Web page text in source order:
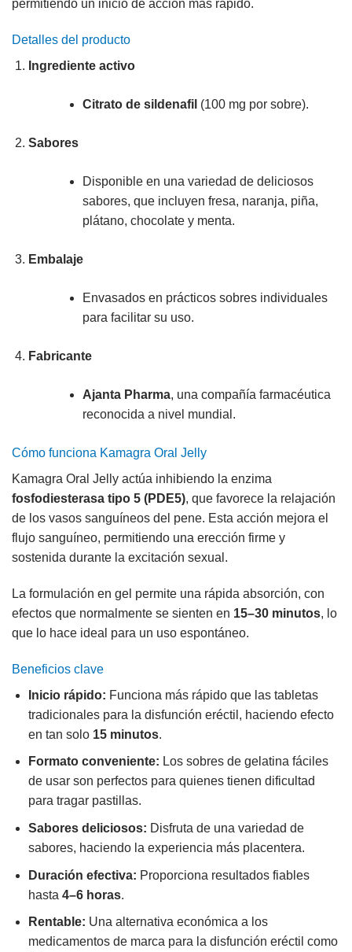
permitiendo un inicio de acción más rápido.
Detalles del producto
Ingrediente activo
Citrato de sildenafil (100 mg por sobre).
Sabores
Disponible en una variedad de deliciosos
sabores, que incluyen fresa, naranja, piña,
plátano, chocolate y menta.
Embalaje
Envasados en prácticos sobres individuales
para facilitar su uso.
Fabricante
Ajanta Pharma, una compañía farmacéutica
reconocida a nivel mundial.
Cómo funciona Kamagra Oral Jelly
Kamagra Oral Jelly actúa inhibiendo la enzima
fosfodiesterasa tipo 5 (PDE5), que favorece la relajación
de los vasos sanguíneos del pene. Esta acción mejora el
flujo sanguíneo, permitiendo una erección firme y
sostenida durante la excitación sexual.
La formulación en gel permite una rápida absorción, con
efectos que normalmente se sienten en 15–30 minutos, lo
que lo hace ideal para un uso espontáneo.
Beneficios clave
Inicio rápido: Funciona más rápido que las tabletas
tradicionales para la disfunción eréctil, haciendo efecto
en tan solo 15 minutos.
Formato conveniente: Los sobres de gelatina fáciles
de usar son perfectos para quienes tienen dificultad
para tragar pastillas.
Sabores deliciosos: Disfruta de una variedad de
sabores, haciendo la experiencia más placentera.
Duración efectiva: Proporciona resultados fiables
hasta 4–6 horas.
Rentable: Una alternativa económica a los
medicamentos de marca para la disfunción eréctil como